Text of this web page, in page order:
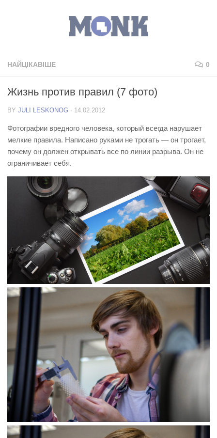
НАЙЦІКАВІШЕ 0
Жизнь против правил (7 фото)
BY JULI LESKONOG · 14.02.2012
Фотографии вредного человека, который всегда нарушает
мелкие правила. Написано руками не трогать — он трогает,
почему он должен открывать все по линии разрыва. Он не
ограничивает себя.